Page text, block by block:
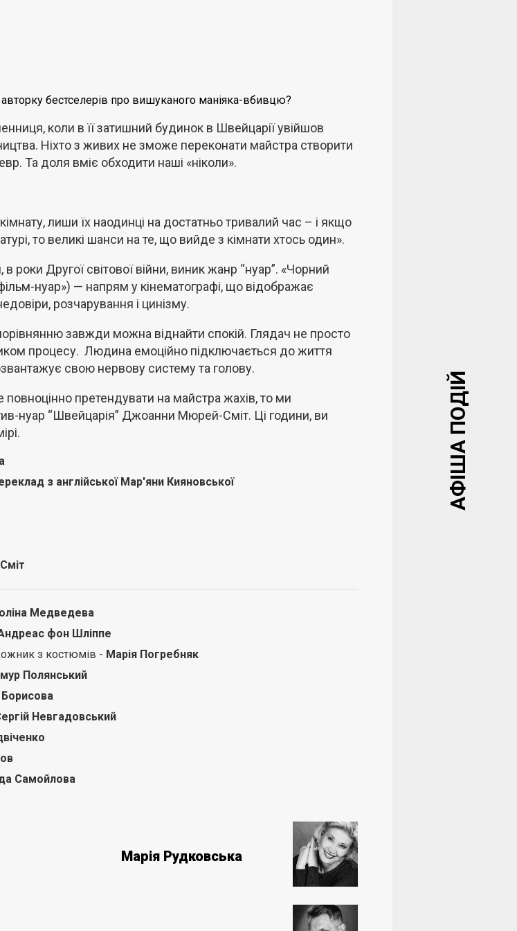
АФІША ПОДІЙ
бестселерів про вишуканого маніяка-вбивцю?
коли в її затишний будинок в Швейцарії увійшов
Ніхто з живих не зможе переконати майстра створити
Та доля вміє обходити наші «ніколи».
лиши їх наодинці на достатньо тривалий час – і якщо
то великі шанси на те, що вийде з кімнати хтось один».
в роки Другої світової війни, виник жанр “нуар”. «Чорний
нуар») — напрям у кінематографі, що відображає
розчарування і цинізму.
завжди можна віднайти спокій. Глядач не просто
процесу. Людина емоційно підключається до життя
свою нервову систему та голову.
повноцінно претендувати на майстра жахів, то ми
нуар “Швейцарія” Джоанни Мюрей-Сміт. Ці години, ви
з англійської Мар'яни Кияновської
Медведева
фон Шліппе
з костюмів - Марія Погребняк
Полянський
Невгадовський
Самойлова
Марія Рудковська